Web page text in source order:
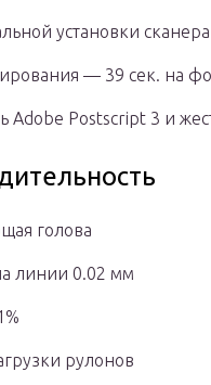
установки
— 39 сек. на
Postscript 3 и
голова
линии 0.02 мм
рулонов